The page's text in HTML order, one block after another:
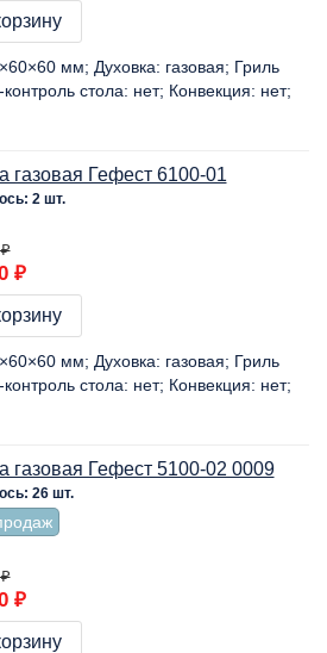
мм Духовка: газовая
Гриль
контроль стола: нет Конвекция: нет
газовая Гефест 6100-01
2 шт.
₽
мм Духовка: газовая
Гриль
контроль стола: нет Конвекция: нет
газовая Гефест 5100-02 0009
26 шт.
₽